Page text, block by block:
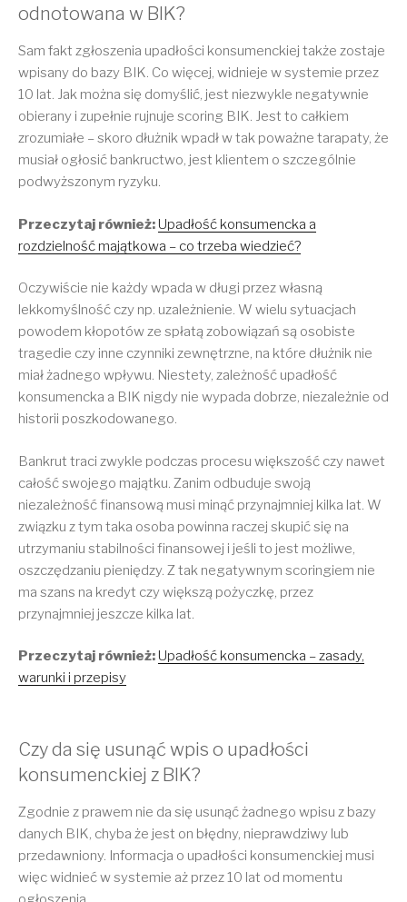
odnotowana w BIK?
Sam fakt zgłoszenia upadłości konsumenckiej także zostaje
wpisany do bazy BIK. Co więcej, widnieje w systemie przez
10 lat. Jak można się domyślić, jest niezwykle negatywnie
obierany i zupełnie rujnuje scoring BIK. Jest to całkiem
zrozumiałe – skoro dłużnik wpadł w tak poważne tarapaty, że
musiał ogłosić bankructwo, jest klientem o szczególnie
podwyższonym ryzyku.
Przeczytaj również: Upadłość konsumencka a
rozdzielność majątkowa – co trzeba wiedzieć?
Oczywiście nie każdy wpada w długi przez własną
lekkomyślność czy np. uzależnienie. W wielu sytuacjach
powodem kłopotów ze spłatą zobowiązań są osobiste
tragedie czy inne czynniki zewnętrzne, na które dłużnik nie
miał żadnego wpływu. Niestety, zależność upadłość
konsumencka a BIK nigdy nie wypada dobrze, niezależnie od
historii poszkodowanego.
Bankrut traci zwykle podczas procesu większość czy nawet
całość swojego majątku. Zanim odbuduje swoją
niezależność finansową musi minąć przynajmniej kilka lat. W
związku z tym taka osoba powinna raczej skupić się na
utrzymaniu stabilności finansowej i jeśli to jest możliwe,
oszczędzaniu pieniędzy. Z tak negatywnym scoringiem nie
ma szans na kredyt czy większą pożyczkę, przez
przynajmniej jeszcze kilka lat.
Przeczytaj również: Upadłość konsumencka – zasady,
warunki i przepisy
Czy da się usunąć wpis o upadłości
konsumenckiej z BIK?
Zgodnie z prawem nie da się usunąć żadnego wpisu z bazy
danych BIK, chyba że jest on błędny, nieprawdziwy lub
przedawniony. Informacja o upadłości konsumenckiej musi
więc widnieć w systemie aż przez 10 lat od momentu